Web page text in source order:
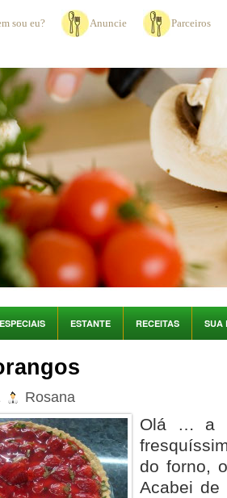
sou eu? Anuncie Parceiros
ESPECIAIS ESTANTE RECEITAS SUA
Rosana
Olá … a
do forno,
Acabei